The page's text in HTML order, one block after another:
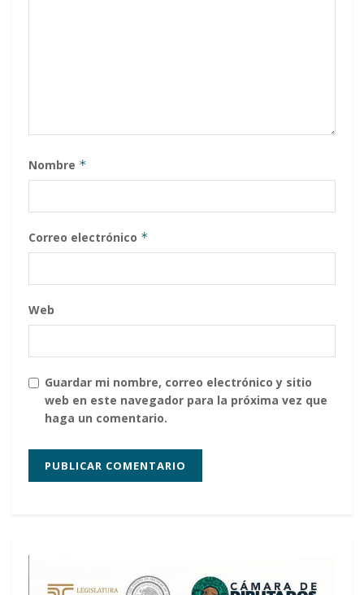
Nombre *
Correo electrónico *
Web
Guardar mi nombre, correo electrónico y sitio
web en este navegador para la próxima vez que
haga un comentario.